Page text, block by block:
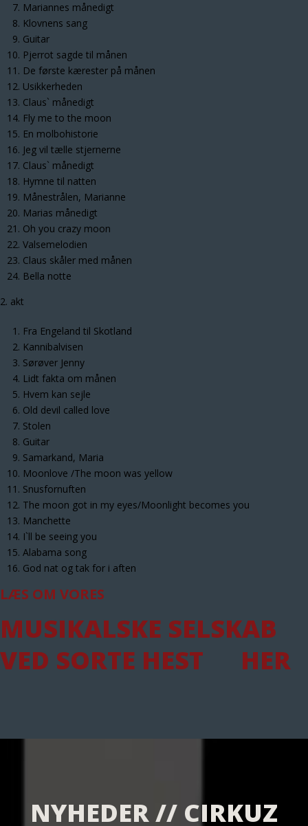
Mariannes månedigt
Klovnens sang
Guitar
Pjerrot sagde til månen
De første kærester på månen
Usikkerheden
Claus` månedigt
Fly me to the moon
En molbohistorie
Jeg vil tælle stjernerne
Claus` månedigt
Hymne til natten
Månestrålen, Marianne
Marias månedigt
Oh you crazy moon
Valsemelodien
Claus skåler med månen
Bella notte
2. akt
Fra Engeland til Skotland
Kannibalvisen
Sørøver Jenny
Lidt fakta om månen
Hvem kan sejle
Old devil called love
Stolen
Guitar
Samarkand, Maria
Moonlove /The moon was yellow
Snusfornuften
The moon got in my eyes/Moonlight becomes you
Manchette
I`ll be seeing you
Alabama song
God nat og tak for i aften
LÆS OM VORES
MUSIKALSKE SELSKAB
VED SORTE HEST HER
NYHEDER // CIRKUZ